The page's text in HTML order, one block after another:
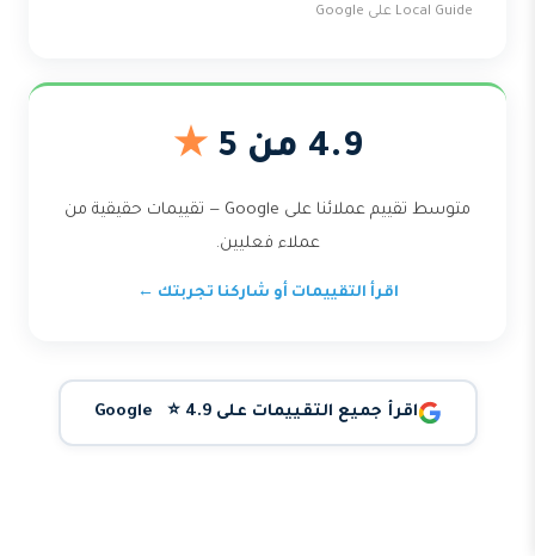
Local Guide على Google
4.9 من 5 ★
متوسط تقييم عملائنا على Google — تقييمات حقيقية من
عملاء فعليين.
اقرأ التقييمات أو شاركنا تجربتك ←
اقرأ جميع التقييمات على Google ⭐ 4.9